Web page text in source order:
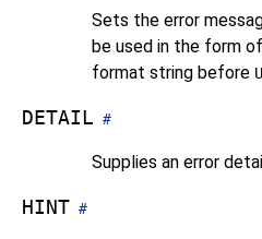
Sets the error
be used in the form of
format string before
DETAIL #
Supplies an error
HINT #